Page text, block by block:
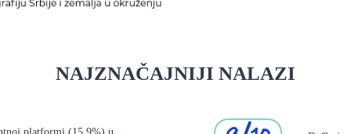
NAJZNAČAJNIJI NALAZI